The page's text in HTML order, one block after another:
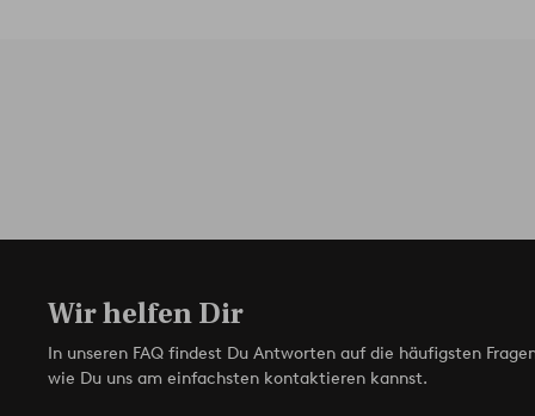
Wir helfen Dir
In unseren FAQ findest Du Antworten auf die häufigsten
wie Du uns am einfachsten kontaktieren kannst.